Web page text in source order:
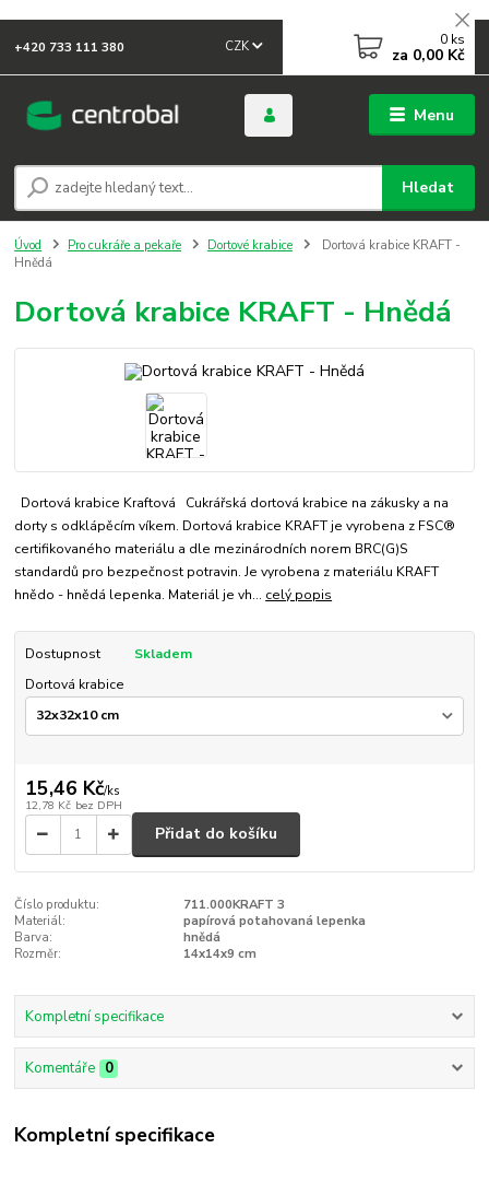
Menu
CZK
Hledat
+420 733 111 380 0 ks
za 0,00 Kč
Úvod Pro cukráře a pekaře Dortové krabice
Dortová krabice KRAFT -
Hnědá
Dortová krabice KRAFT - Hnědá
Dortová krabice Kraftová Cukrářská dortová krabice na zákusky a na
dorty s odklápěcím víkem. Dortová krabice KRAFT je vyrobena z FSC®
certifikovaného materiálu a dle mezinárodních norem BRC(G)S
standardů pro bezpečnost potravin. Je vyrobena z materiálu KRAFT
hnědo - hnědá lepenka. Materiál je vh... celý popis
Dostupnost
Skladem
Dortová krabice
15,46 Kč/ks
12,78 Kč bez DPH
Přidat do košíku
Číslo produktu:
711.000KRAFT 3
Materiál:
papírová potahovaná lepenka
Barva:
hnědá
Rozměr:
14x14x9 cm
Kompletní specifikace
Komentáře 0
Kompletní specifikace